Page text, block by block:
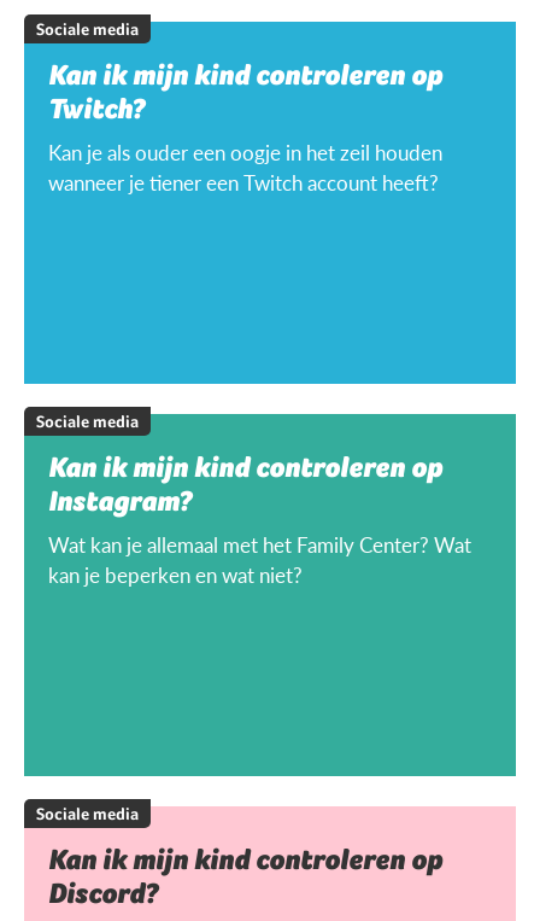
Sociale media
Kan ik mijn kind controleren op
Twitch?
Kan je als ouder een oogje in het zeil houden
wanneer je tiener een Twitch account heeft?
Sociale media
Kan ik mijn kind controleren op
Instagram?
Wat kan je allemaal met het Family Center? Wat
kan je beperken en wat niet?
Sociale media
Kan ik mijn kind controleren op
Discord?